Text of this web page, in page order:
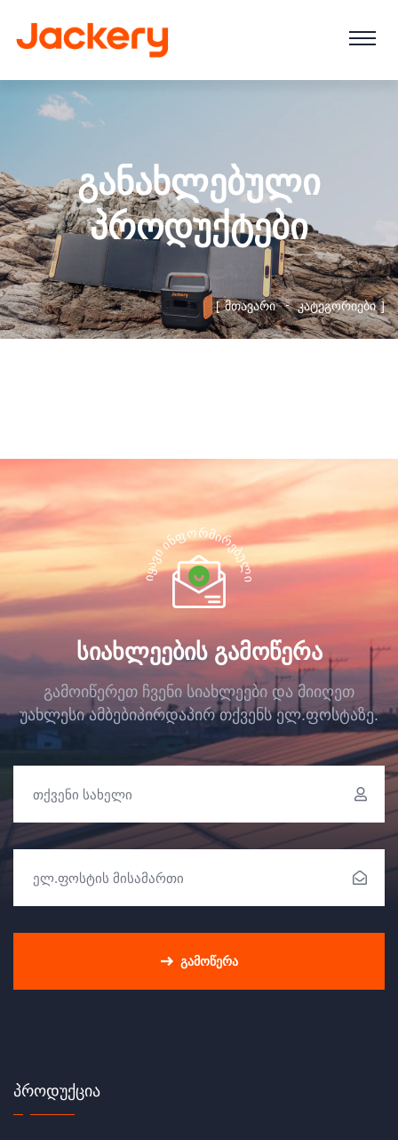
ᲒᲐᲜᲐᲮᲚᲔᲑᲣᲚᲘ
ᲞᲠᲝᲓᲣᲥᲢᲔᲑᲘ
ᲛᲗᲐᲕᲐᲠᲘ ᲙᲐᲢᲔᲒᲝᲠᲘᲔᲑᲘ
Ი
Ყ
Ა
Ვ
Ი
Ი
ᲜᲤᲝᲠᲛᲘᲠᲔ
Ბ
Უ
Ლ
Ი
ᲡᲘᲐᲮᲚᲔᲔᲑᲘᲡ ᲒᲐᲛᲝᲬᲔᲠᲐ
გამოიწერეთ ჩვენი სიახლეები და მიიღეთ
უახლესი ამბებიპირდაპირ თქვენს ელ.ფოსტაზე.
ᲒᲐᲛᲝᲬᲔᲠᲐ
ᲞᲠᲝᲓᲣᲥᲪᲘᲐ